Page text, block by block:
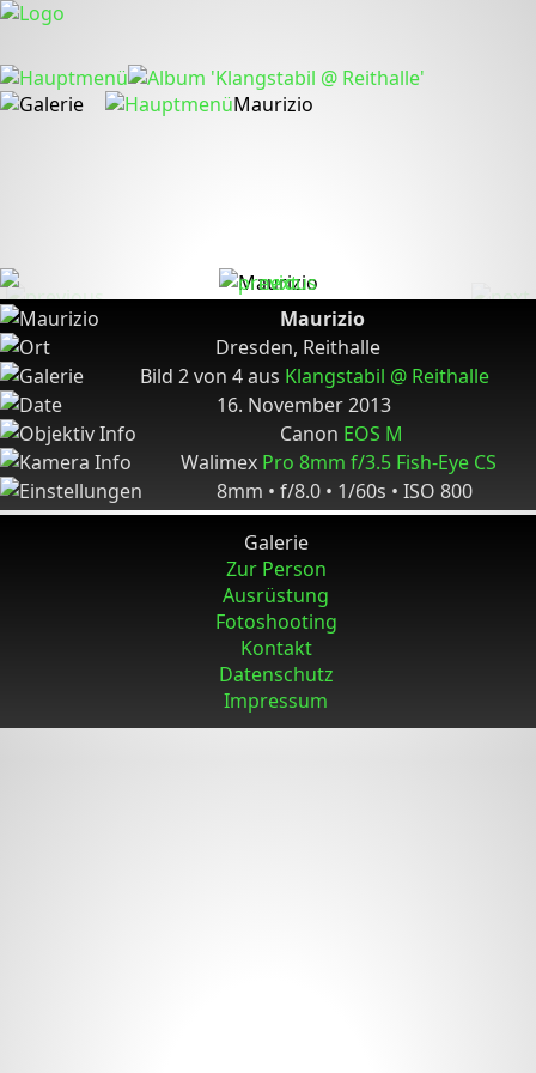
Maurizio
Maurizio
Dresden, Reithalle
Bild 2 von 4 aus Klangstabil @ Reithalle
16. November 2013
Canon EOS M
Walimex Pro 8mm f/3.5 Fish-Eye CS
8mm • f/8.0 • 1/60s • ISO 800
Galerie
Zur Person
Ausrüstung
Fotoshooting
Kontakt
Datenschutz
Impressum